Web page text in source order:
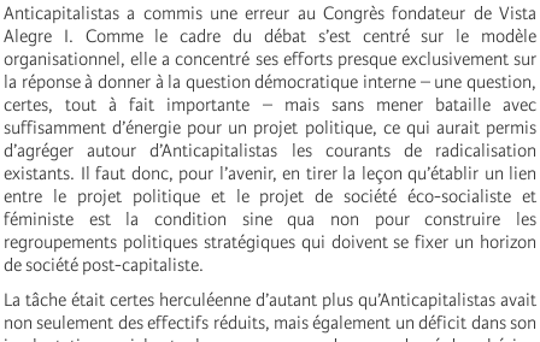
Anticapitalistas a commis une erreur au Congrès fondateur de Vista
Alegre I. Comme le cadre du débat s’est centré sur le modèle
organisationnel, elle a concentré ses efforts presque exclusivement sur
la réponse à donner à la question démocratique interne – une question,
certes, tout à fait importante – mais sans mener bataille avec
suffisamment d’énergie pour un projet politique, ce qui aurait permis
d’agréger autour d’Anticapitalistas les courants de radicalisation
existants. Il faut donc, pour l’avenir, en tirer la leçon qu’établir un lien
entre le projet politique et le projet de société éco-socialiste et
féministe est la condition sine qua non pour construire les
regroupements politiques stratégiques qui doivent se fixer un horizon
de société post-capitaliste.
La tâche était certes herculéenne d’autant plus qu’Anticapitalistas avait
non seulement des effectifs réduits, mais également un déficit dans son